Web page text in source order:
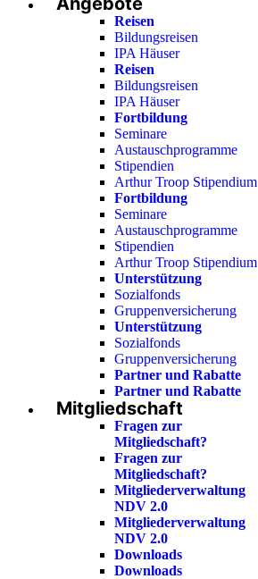
Reisen
Bildungsreisen
IPA Häuser
Reisen
Bildungsreisen
IPA Häuser
Fortbildung
Seminare
Austauschprogramme
Stipendien
Arthur Troop Stipendium
Fortbildung
Seminare
Austauschprogramme
Stipendien
Arthur Troop Stipendium
Unterstützung
Sozialfonds
Gruppenversicherung
Unterstützung
Sozialfonds
Gruppenversicherung
Partner und Rabatte
Partner und Rabatte
Mitgliedschaft
Fragen zur
Mitgliedschaft?
Fragen zur
Mitgliedschaft?
Mitgliederverwaltung
NDV 2.0
Mitgliederverwaltung
NDV 2.0
Downloads
Downloads